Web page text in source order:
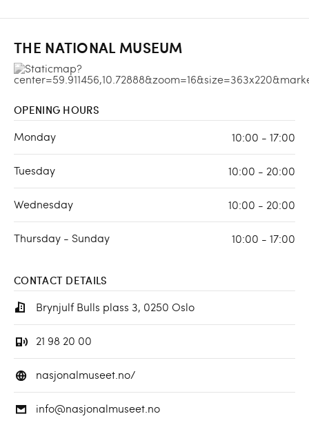
THE NATIONAL MUSEUM
OPENING HOURS
Monday 10:00 - 17:00
Tuesday 10:00 - 20:00
Wednesday 10:00 - 20:00
Thursday - Sunday 10:00 - 17:00
CONTACT DETAILS
Brynjulf Bulls plass 3, 0250 Oslo
21 98 20 00
nasjonalmuseet.no/
info@nasjonalmuseet.no